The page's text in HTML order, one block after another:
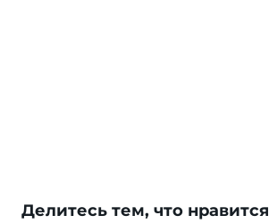
Делитесь тем, что нравится